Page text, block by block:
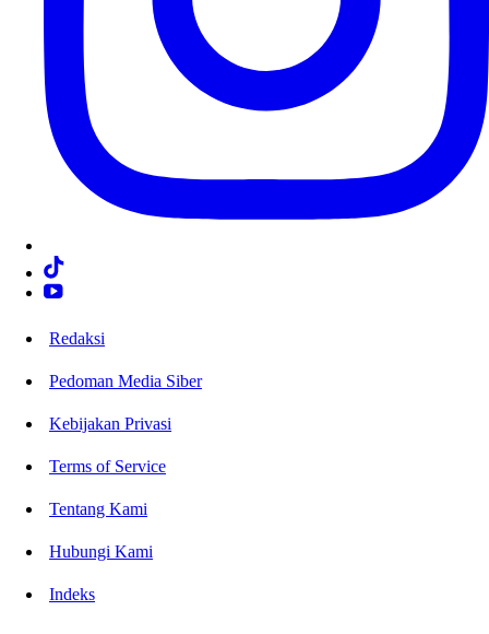
Redaksi
Pedoman Media Siber
Kebijakan Privasi
Terms of Service
Tentang Kami
Hubungi Kami
Indeks